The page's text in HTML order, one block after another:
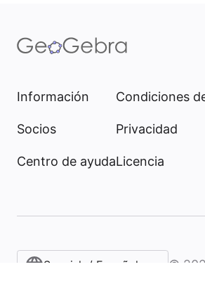
Información
Socios
Centro de ayuda
Condiciones
Privacidad
Licencia
Spanish / Español ©